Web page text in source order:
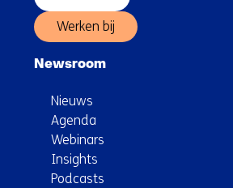
Werken bij
Newsroom
Nieuws
Agenda
Webinars
Insights
Podcasts